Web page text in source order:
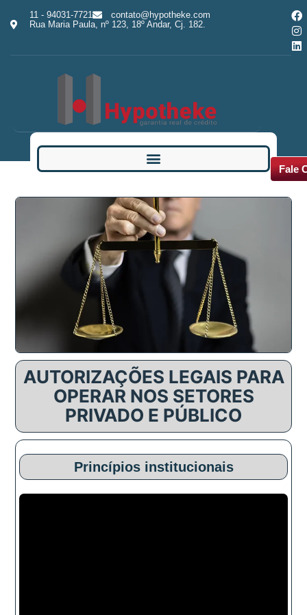
11 - 94031-7721
contato@hypotheke.com
Rua Maria Paula, nº 123, 18º Andar, Cj. 182.
Fale
AUTORIZAÇÕES LEGAIS PARA
OPERAR NOS SETORES
PRIVADO E PÚBLICO
Princípios institucionais